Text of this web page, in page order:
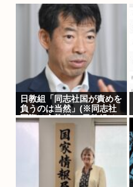
日教組「同志社国が責めを
負うのは当然」(※同志社
国際は全教組） 日教組は
バランスいいと自画自賛も